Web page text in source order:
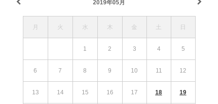
2019年05月
月 火 水 木 金 土 日
1 2 3 4 5
6 7 8 9 10 11 12
13 14 15 16 17 18 19